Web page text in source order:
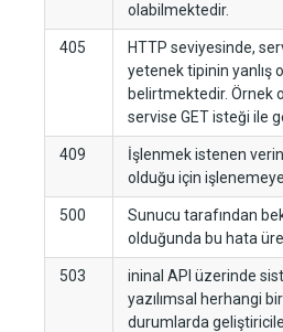
olabilmektedir.
405
HTTP seviyesinde,
yetenek tipinin yanlış
belirtmektedir. Örnek
servise GET isteği ile
409
İşlenmek istenen
olduğu için
500
Sunucu tarafından
olduğunda bu hata
503
ininal API üzerinde
yazılımsal herhangi
durumlarda